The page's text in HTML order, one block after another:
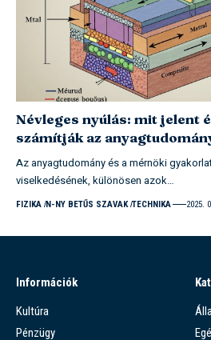
Névleges nyúlás: mit jelent
számítják az
Az anyagtudomány és a mérnöki
viselkedésének, különösen azok…
FIZIKA N-NY BETŰS SZAVAK TECHNIKA 2025.
Információk
Kultúra
Pénzügy